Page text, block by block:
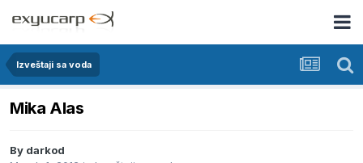
Izveštaji sa voda
Mika Alas
By darkod